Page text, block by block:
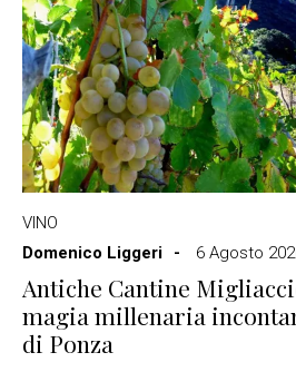
VINO
Domenico Liggeri
6 Agosto
Antiche Cantine
magia millenaria
di Ponza